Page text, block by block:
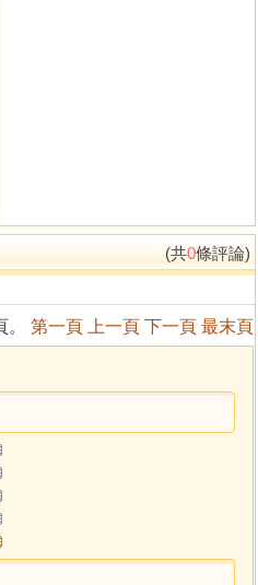
(共0條評論)
。 第一頁 上一頁 下一頁 最末頁